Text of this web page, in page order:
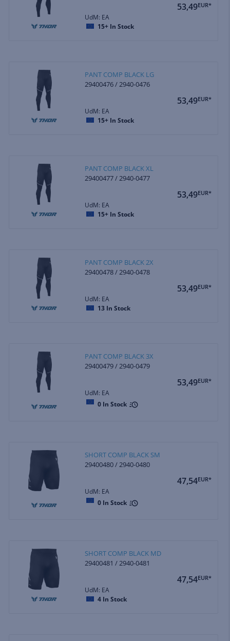
53,49EUR*
UdM: EA
15+ In Stock
PANT COMP BLACK LG
29400476 / 2940-0476
53,49EUR*
UdM: EA
15+ In Stock
PANT COMP BLACK XL
29400477 / 2940-0477
53,49EUR*
UdM: EA
15+ In Stock
PANT COMP BLACK 2X
29400478 / 2940-0478
53,49EUR*
UdM: EA
13 In Stock
PANT COMP BLACK 3X
29400479 / 2940-0479
53,49EUR*
UdM: EA
0 In Stock
SHORT COMP BLACK SM
29400480 / 2940-0480
47,54EUR*
UdM: EA
0 In Stock
SHORT COMP BLACK MD
29400481 / 2940-0481
47,54EUR*
UdM: EA
4 In Stock